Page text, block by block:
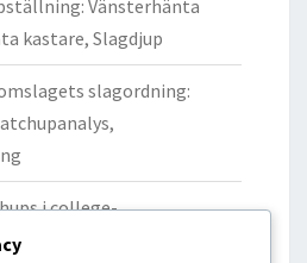
Vänsterhänta
kastare, Slagdjup
slagordning:
i college-
Slagkraft,